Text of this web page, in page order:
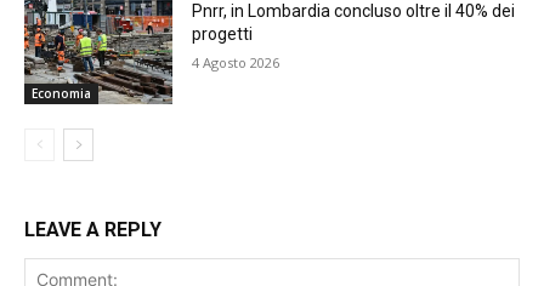
Economia
Pnrr, in Lombardia concluso oltre il 40% dei
progetti
4 Agosto 2026
LEAVE A REPLY